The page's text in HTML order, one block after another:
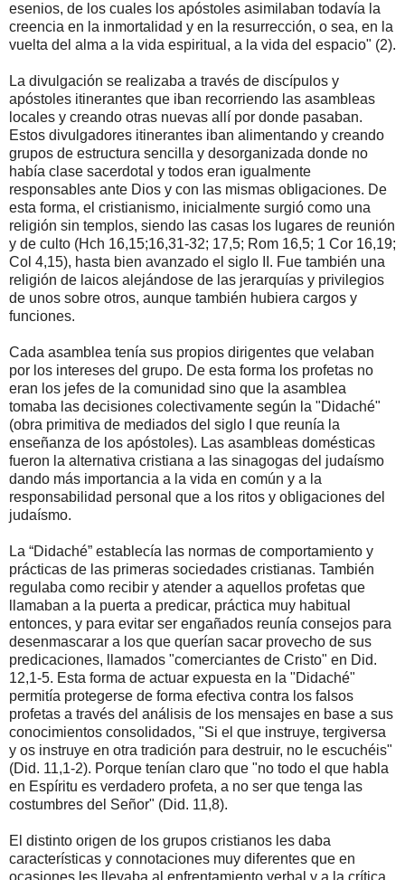
esenios, de los cuales los apóstoles asimilaban todavía la
creencia en la inmortalidad y en la resurrección, o sea, en la
vuelta del alma a la vida espiritual, a la vida del espacio" (2).
La divulgación se realizaba a través de discípulos y
apóstoles itinerantes que iban recorriendo las asambleas
locales y creando otras nuevas allí por donde pasaban.
Estos divulgadores itinerantes iban alimentando y creando
grupos de estructura sencilla y desorganizada donde no
había clase sacerdotal y todos eran igualmente
responsables ante Dios y con las mismas obligaciones. De
esta forma, el cristianismo, inicialmente surgió como una
religión sin templos, siendo las casas los lugares de reunión
y de culto (Hch 16,15;16,31-32; 17,5; Rom 16,5; 1 Cor 16,19;
Col 4,15), hasta bien avanzado el siglo II. Fue también una
religión de laicos alejándose de las jerarquías y privilegios
de unos sobre otros, aunque también hubiera cargos y
funciones.
Cada asamblea tenía sus propios dirigentes que velaban
por los intereses del grupo. De esta forma los profetas no
eran los jefes de la comunidad sino que la asamblea
tomaba las decisiones colectivamente según la "Didaché"
(obra primitiva de mediados del siglo I que reunía la
enseñanza de los apóstoles). Las asambleas domésticas
fueron la alternativa cristiana a las sinagogas del judaísmo
dando más importancia a la vida en común y a la
responsabilidad personal que a los ritos y obligaciones del
judaísmo.
La “Didaché” establecía las normas de comportamiento y
prácticas de las primeras sociedades cristianas. También
regulaba como recibir y atender a aquellos profetas que
llamaban a la puerta a predicar, práctica muy habitual
entonces, y para evitar ser engañados reunía consejos para
desenmascarar a los que querían sacar provecho de sus
predicaciones, llamados "comerciantes de Cristo" en Did.
12,1-5. Esta forma de actuar expuesta en la "Didaché"
permitía protegerse de forma efectiva contra los falsos
profetas a través del análisis de los mensajes en base a sus
conocimientos consolidados, "Si el que instruye, tergiversa
y os instruye en otra tradición para destruir, no le escuchéis"
(Did. 11,1-2). Porque tenían claro que "no todo el que habla
en Espíritu es verdadero profeta, a no ser que tenga las
costumbres del Señor" (Did. 11,8).
El distinto origen de los grupos cristianos les daba
características y connotaciones muy diferentes que en